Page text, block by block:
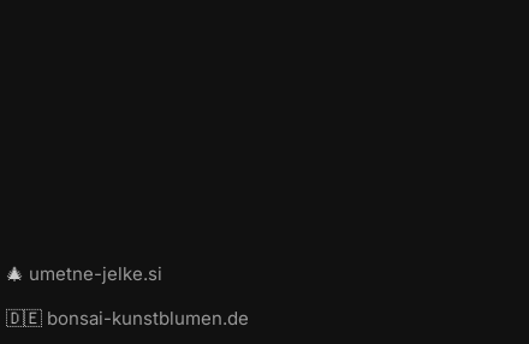
🎄 umetne-jelke.si
🇩🇪 bonsai-kunstblumen.de